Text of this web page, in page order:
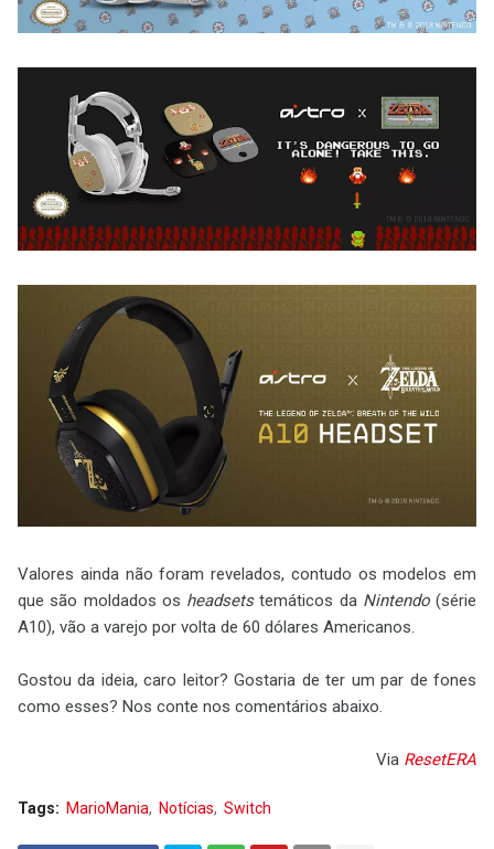
Valores ainda não foram revelados, contudo os modelos em
que são moldados os headsetstemáticos da Nintendo(série
A10), vão a varejo por volta de 60 dólares Americanos.
Gostou da ideia, caro leitor? Gostaria de ter um par de fones
como esses? Nos conte nos comentários abaixo.
Via ResetERA
Tags: MarioMania Notícias Switch